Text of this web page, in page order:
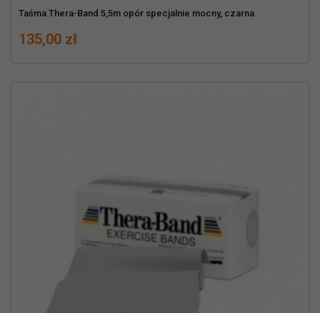
Taśma Thera-Band 5,5m opór specjalnie mocny, czarna
Cena
135,00 zł